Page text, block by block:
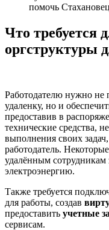
помочь
Что требуется
оргструктуры
Работодателю нужно не
удаленку, но и
предоставив в
технические средства,
выполнения своих
работодатель.
удалённым сотрудникам
электроэнергию.
Также требуется
для работы, создав
предоставить учетные
сервисам.